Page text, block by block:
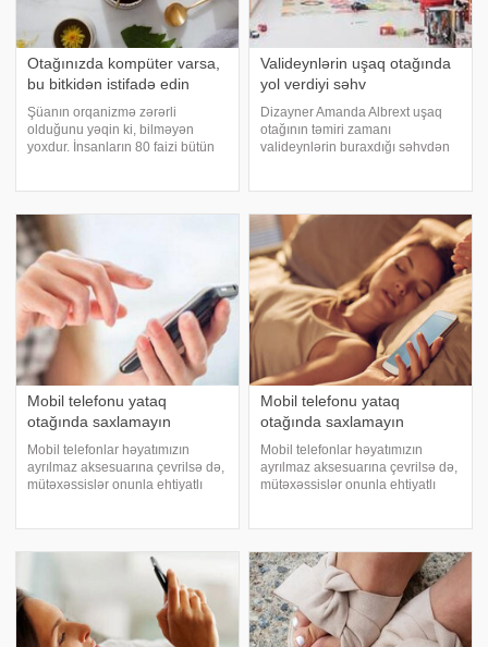
Otağınızda kompüter varsa,
bu bitkidən istifadə edin
Şüanın orqanizmə zərərli
olduğunu yəqin ki, bilməyən
yoxdur. İnsanların 80 faizi bütün
təmizləmək bir çox xəstəliklərin
qarşısın
Valideynlərin uşaq otağında
yol verdiyi səhv
Dizayner Amanda Albrext uşaq
otağının təmiri zamanı
valideynlərin buraxdığı səhvdən
tövsiyə edib. xəbər verir ki,
dizayner bir çox valideynləri
Mobil telefonu yataq
otağında saxlamayın
Mobil telefonlar həyatımızın
ayrılmaz aksesuarına çevrilsə də,
mütəxəssislər onunla ehtiyatlı
orqanizmini müəyyən dozada
Mobil telefonu yataq
otağında saxlamayın
Mobil telefonlar həyatımızın
ayrılmaz aksesuarına çevrilsə də,
mütəxəssislər onunla ehtiyatlı
orqanizmini müəyyən dozada
şüalandırı